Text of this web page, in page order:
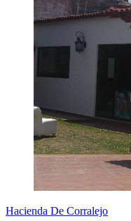
Hacienda De Corralejo